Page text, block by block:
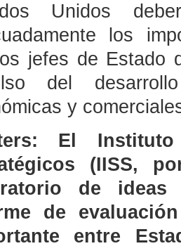
Unidos
los
jefes de Estado
del
y
El
(IISS,
de
de
entre